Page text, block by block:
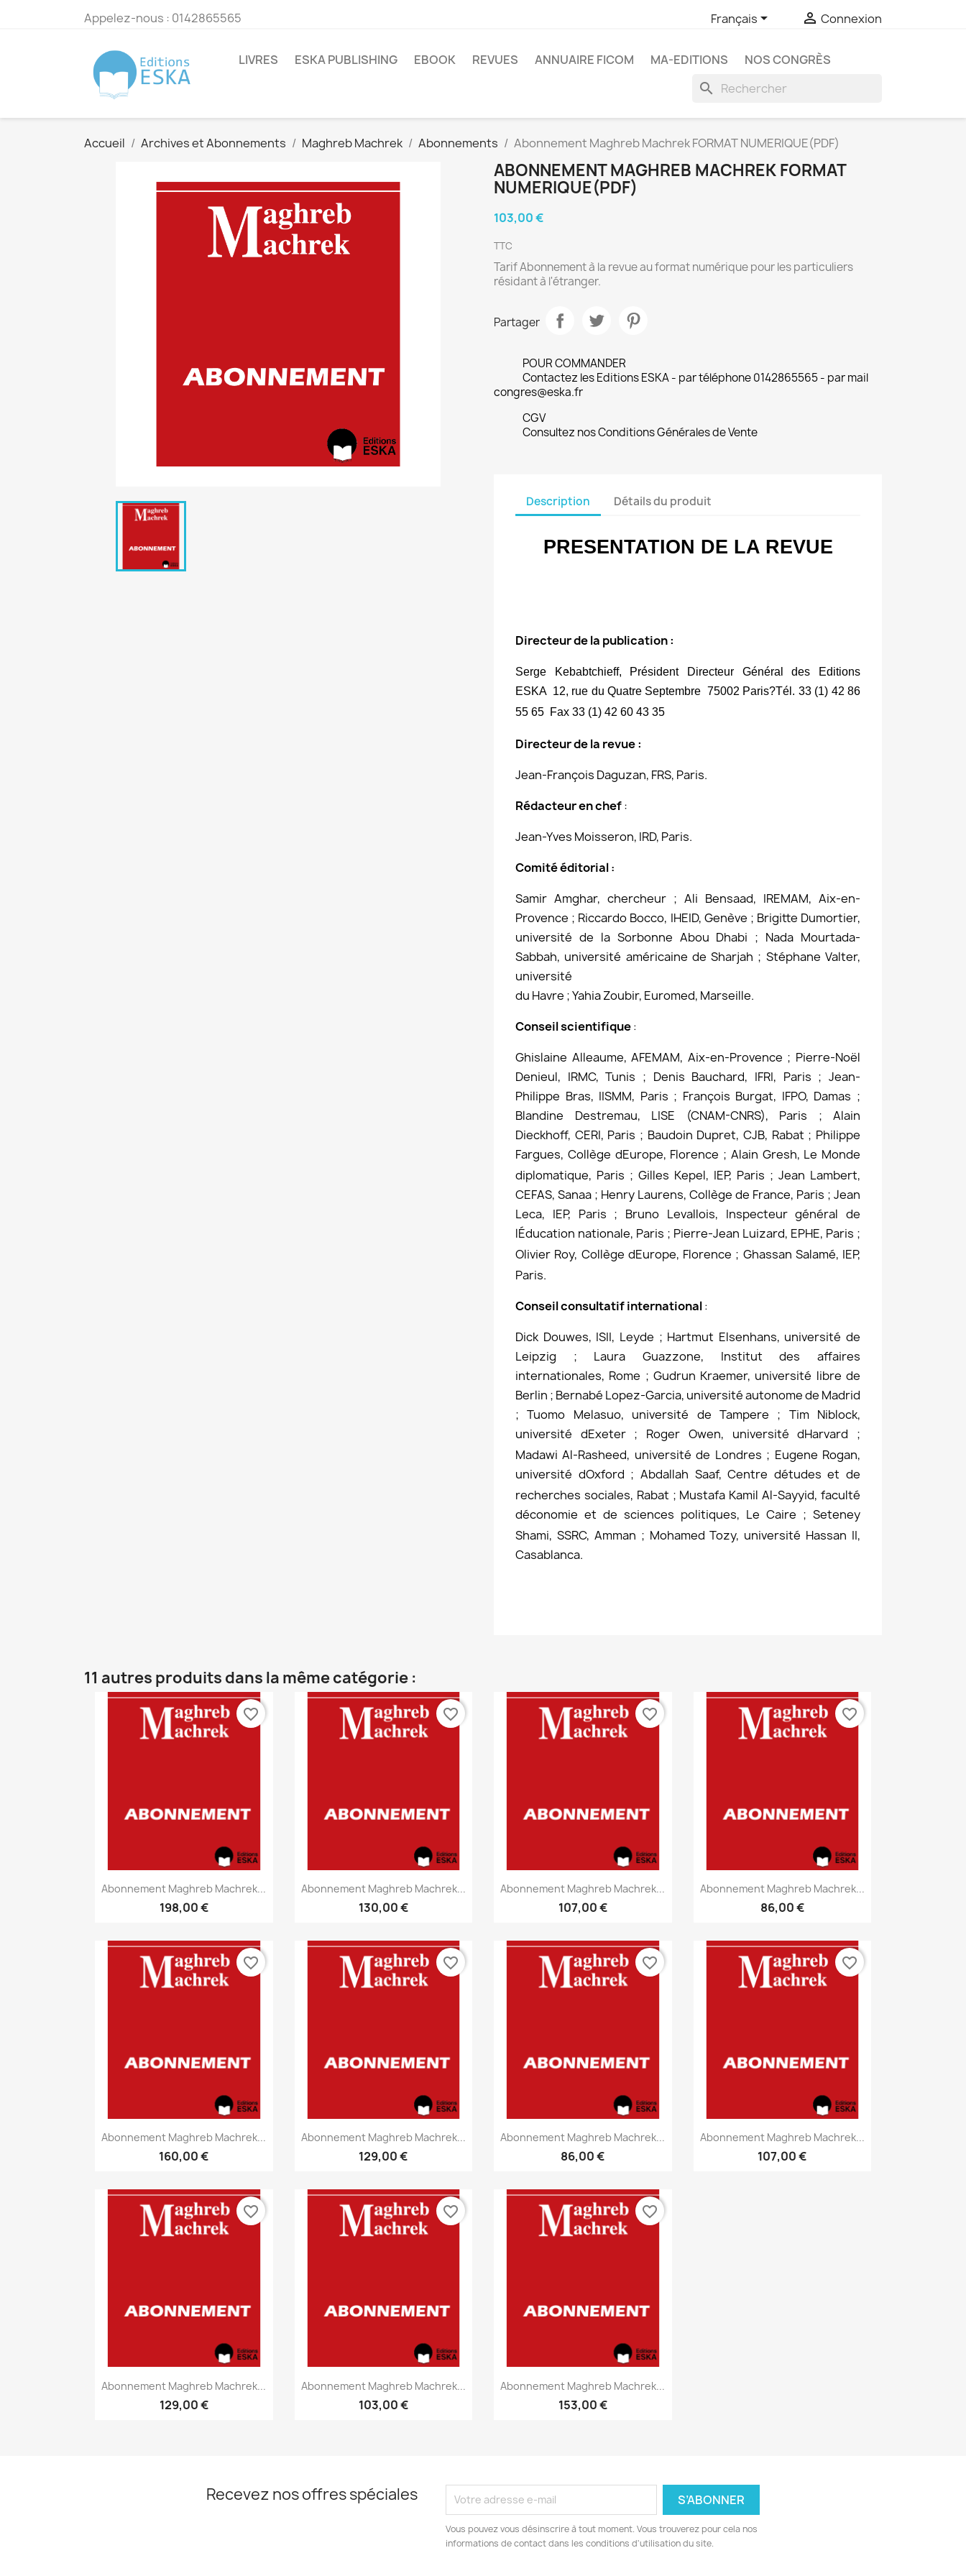
Appelez-nous : 0142865565 Français  Connexion
LIVRES ESKA PUBLISHING EBOOK REVUES ANNUAIRE FICOM MA-EDITIONS NOS CONGRÈS
search
Accueil Archives et Abonnements Maghreb Machrek Abonnements Abonnement Maghreb Machrek FORMAT NUMERIQUE(PDF)
ABONNEMENT MAGHREB MACHREK FORMAT
NUMERIQUE(PDF)
103,00 €
TTC
Tarif Abonnement à la revue au format numérique pour les particuliers
résidant à l'étranger.
Partager
POUR COMMANDER
Contactez les Editions ESKA - par téléphone 0142865565 - par mail
congres@eska.fr
CGV
Consultez nos Conditions Générales de Vente
Description Détails du produit
PRESENTATION DE LA REVUE
Directeur de la publication :
Serge Kebabtchieff, Président Directeur Général des Editions
ESKA  12, rue du Quatre Septembre  75002 Paris?Tél. 33 (1) 42 86
55 65  Fax 33 (1) 42 60 43 35
Directeur de la revue :
Jean-François Daguzan, FRS, Paris.
Rédacteur en chef:
Jean-Yves Moisseron, IRD, Paris.
Comité éditorial:
Samir Amghar, chercheur ; Ali Bensaad, IREMAM, Aix-en-
Provence ; Riccardo Bocco, IHEID, Genève ; Brigitte Dumortier,
université de la Sorbonne Abou Dhabi ; Nada Mourtada-
Sabbah, université américaine de Sharjah ; Stéphane Valter,
université
du Havre ; Yahia Zoubir, Euromed, Marseille.
Conseil scientifique:
Ghislaine Alleaume, AFEMAM, Aix-en-Provence ; Pierre-Noël
Denieul, IRMC, Tunis ; Denis Bauchard, IFRI, Paris ; Jean-
Philippe Bras, IISMM, Paris ; François Burgat, IFPO, Damas ;
Blandine Destremau, LISE (CNAM-CNRS), Paris ; Alain
Dieckhoff, CERI, Paris ; Baudoin Dupret, CJB, Rabat ; Philippe
Fargues, Collège dEurope, Florence ; Alain Gresh, Le Monde
diplomatique, Paris ; Gilles Kepel, IEP, Paris ; Jean Lambert,
CEFAS, Sanaa ; Henry Laurens, Collège de France, Paris ; Jean
Leca, IEP, Paris ; Bruno Levallois, Inspecteur général de
lÉducation nationale, Paris ; Pierre-Jean Luizard, EPHE, Paris ;
Olivier Roy, Collège dEurope, Florence ; Ghassan Salamé, IEP,
Paris.
Conseil consultatif international:
Dick Douwes, ISII, Leyde ; Hartmut Elsenhans, université de
Leipzig ; Laura Guazzone, Institut des affaires
internationales, Rome ; Gudrun Kraemer, université libre de
Berlin ; Bernabé Lopez-Garcia, université autonome de Madrid
; Tuomo Melasuo, université de Tampere ; Tim Niblock,
université dExeter ; Roger Owen, université dHarvard ;
Madawi Al-Rasheed, université de Londres ; Eugene Rogan,
université dOxford ; Abdallah Saaf, Centre détudes et de
recherches sociales, Rabat ; Mustafa Kamil Al-Sayyid, faculté
déconomie et de sciences politiques, Le Caire ; Seteney
Shami, SSRC, Amman ; Mohamed Tozy, université Hassan II,
Casablanca.
11 autres produits dans la même catégorie :
Aperçu rapide
Abonnement Maghreb Machrek...
198,00 €
favorite_border
Aperçu rapide
Abonnement Maghreb Machrek...
130,00 €
favorite_border
Aperçu rapide
Abonnement Maghreb Machrek...
107,00 €
favorite_border
Aperçu rapide
Abonnement Maghreb Machrek...
86,00 €
favorite_border
Aperçu rapide
Abonnement Maghreb Machrek...
160,00 €
favorite_border
Aperçu rapide
Abonnement Maghreb Machrek...
129,00 €
favorite_border
Aperçu rapide
Abonnement Maghreb Machrek...
86,00 €
favorite_border
Aperçu rapide
Abonnement Maghreb Machrek...
107,00 €
favorite_border
Aperçu rapide
Abonnement Maghreb Machrek...
129,00 €
favorite_border
Aperçu rapide
Abonnement Maghreb Machrek...
103,00 €
favorite_border
Aperçu rapide
Abonnement Maghreb Machrek...
153,00 €
favorite_border
Recevez nos offres spéciales
Vous pouvez vous désinscrire à tout moment. Vous trouverez pour cela nos
informations de contact dans les conditions d'utilisation du site.